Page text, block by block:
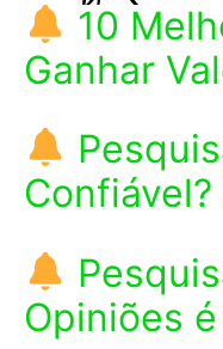
10
Ganhar
Opiniões